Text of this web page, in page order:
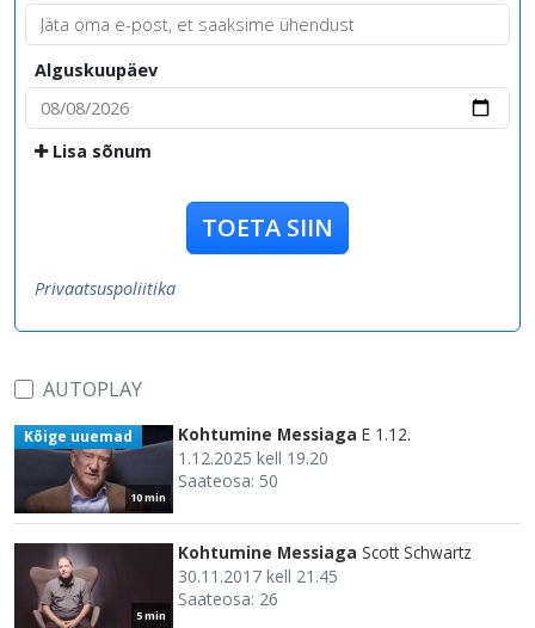
Alguskuupäev
Lisa sõnum
TOETA SIIN
Privaatsuspoliitika
AUTOPLAY
10 min
Kõige uuemad Kohtumine Messiaga E 1.12.
1.12.2025 kell 19.20
Saateosa: 50
5 min
Kohtumine Messiaga Scott Schwartz
30.11.2017 kell 21.45
Saateosa: 26